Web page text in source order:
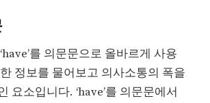
를 의문문으로 올바르게 사용
정보를 물어보고 의사소통의 폭을
요소입니다. ‘have’를 의문문에서